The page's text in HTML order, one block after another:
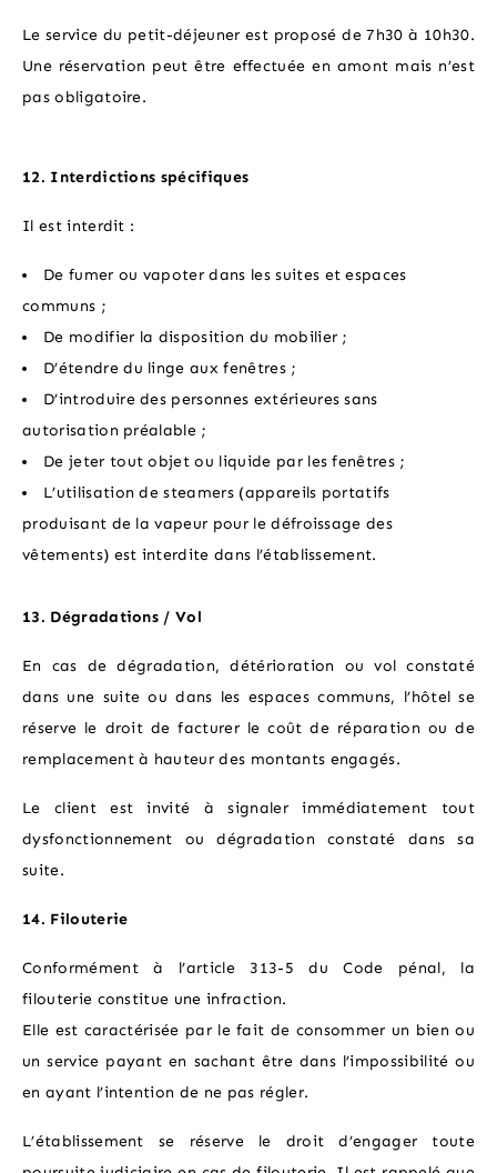
Le service du petit-déjeuner est proposé de 7h30 à 10h30.
Une réservation peut être effectuée en amont mais n’est
pas obligatoire.
12. Interdictions spécifiques
Il est interdit :
De fumer ou vapoter dans les suites et espaces
communs ;
De modifier la disposition du mobilier ;
D’étendre du linge aux fenêtres ;
D’introduire des personnes extérieures sans
autorisation préalable ;
De jeter tout objet ou liquide par les fenêtres ;
L’utilisation de steamers (appareils portatifs
produisant de la vapeur pour le défroissage des
vêtements) est interdite dans l’établissement.
13. Dégradations / Vol
En cas de dégradation, détérioration ou vol constaté
dans une suite ou dans les espaces communs, l’hôtel se
réserve le droit de facturer le coût de réparation ou de
remplacement à hauteur des montants engagés.
Le client est invité à signaler immédiatement tout
dysfonctionnement ou dégradation constaté dans sa
suite.
14. Filouterie
Conformément à l’article 313-5 du Code pénal, la
filouterie constitue une infraction.
Elle est caractérisée par le fait de consommer un bien ou
un service payant en sachant être dans l’impossibilité ou
en ayant l’intention de ne pas régler.
L’établissement se réserve le droit d’engager toute